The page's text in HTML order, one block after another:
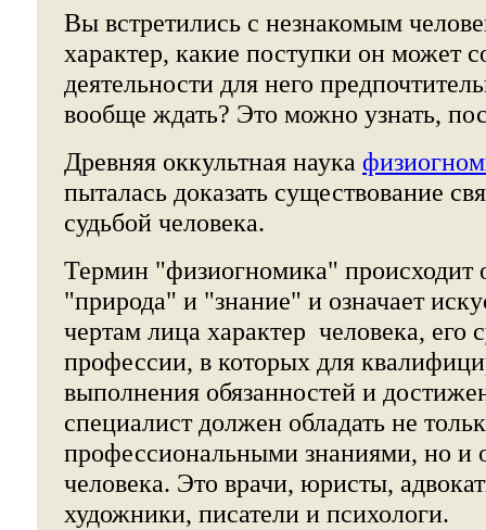
Вы встретились с незнакомым
характер, какие поступки он может
деятельности для него
вообще ждать? Это можно узнать,
Древняя оккультная наука
пыталась доказать существование
судьбой человека.
Термин "физиогномика" происходит
"природа" и "знание" и означает
чертам лица характер человека, его
профессии, в которых для
выполнения обязанностей и
специалист должен обладать не
профессиональными знаниями, но и
человека. Это врачи, юристы,
художники, писатели и психологи.